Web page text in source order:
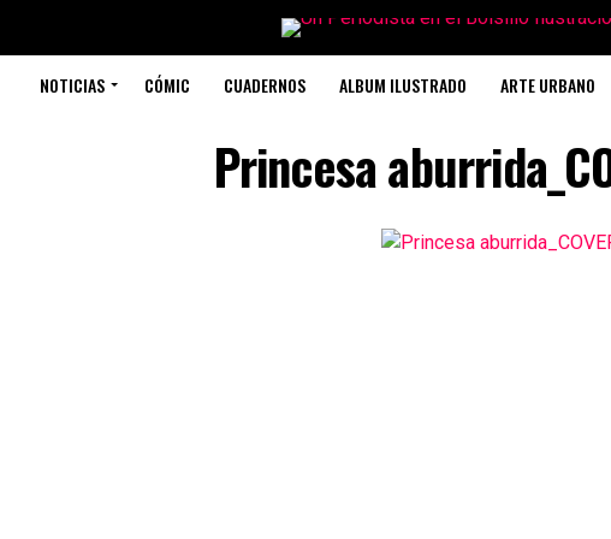
NOTICIAS CÓMIC CUADERNOS ALBUM ILUSTRADO ARTE URBANO
Princesa